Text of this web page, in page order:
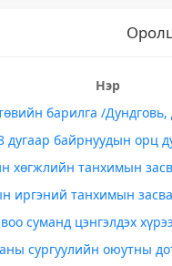
Нэр
барилга /Дундговь,
дугаар байрнуудын орц
хөгжлийн танхимын
иргэний танхимын
суманд цэнгэлдэх
сургуулийн оюутны